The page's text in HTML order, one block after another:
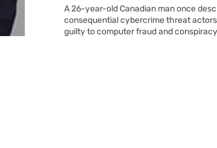
A 26-year-old Canadian man once
consequential cybercrime threat
guilty to computer fraud and conspiracy